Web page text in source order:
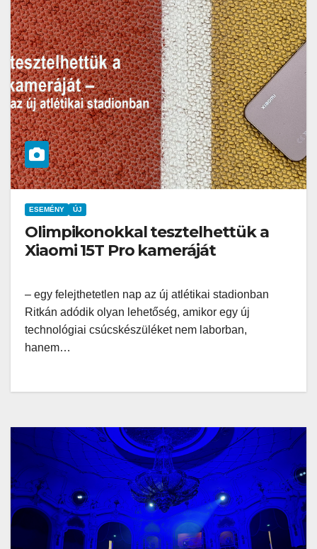
ESEMÉNY ÚJ
Olimpikonokkal tesztelhettük a
Xiaomi 15T Pro kameráját
– egy felejthetetlen nap az új atlétikai stadionban
Ritkán adódik olyan lehetőség, amikor egy új
technológiai csúcskészüléket nem laborban,
hanem…